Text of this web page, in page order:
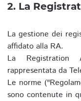
2. La
La gestione dei
affidato alla RA.
La Registration
rappresentata da
Le norme
sono contenute in